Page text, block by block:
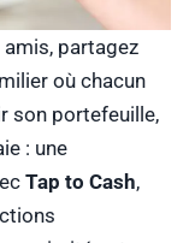
partagez
où chacun
son portefeuille,
: une
Tap to Cash,